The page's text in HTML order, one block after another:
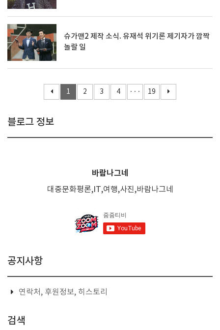
슈가맨2 제작 소식. 유재석 위기론 제기자가 깜짝
놀랄 일
1 2 3 4 ··· 19
블로그 정보
바람나그네
대중문화평론,IT,여행,사진,바람나그네
공지사항
연락처, 후원정보, 히스토리
검색